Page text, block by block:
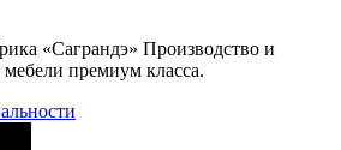
«Саграндэ» Производство и
премиум класса.